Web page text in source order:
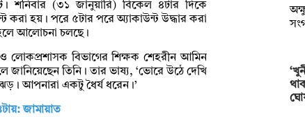
শনিবার (৩১ জানুয়ারি) বিকেল ৪টার দিকে
করা হয়। পরে ৫টার পরে অ্যাকাউন্ট উদ্ধার করা
আলোচনা চলছে।
ও লোকপ্রশাসক বিভাগের শিক্ষক শেহরীন আমিন
জানিয়েছেন তিনি। তার ভাষ্য, ‘ভোরে উঠে দেখি
আপনারা একটু ধৈর্য ধরেন।’
জামায়াত